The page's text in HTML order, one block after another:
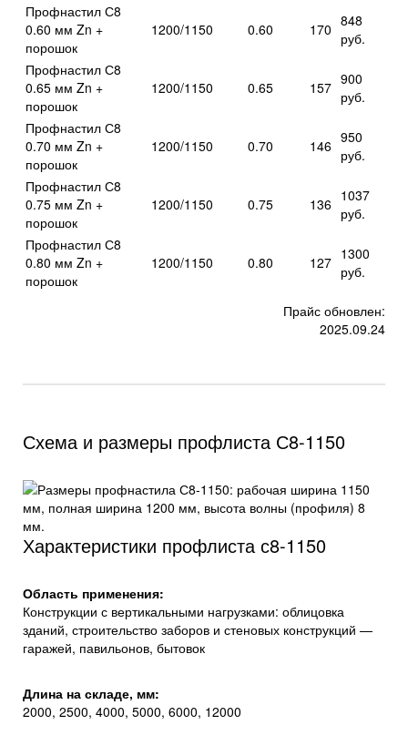
Профнастил С8
0.60 мм Zn +
порошок
1200/1150 0.60 170 848
руб.
Профнастил С8
0.65 мм Zn +
порошок
1200/1150 0.65 157 900
руб.
Профнастил С8
0.70 мм Zn +
порошок
1200/1150 0.70 146 950
руб.
Профнастил С8
0.75 мм Zn +
порошок
1200/1150 0.75 136 1037
руб.
Профнастил С8
0.80 мм Zn +
порошок
1200/1150 0.80 127 1300
руб.
Прайс обновлен:
2025.09.24
Схема и размеры профлиста С8-1150
Характеристики профлиста с8-1150
Область применения:
Конструкции с вертикальными нагрузками: облицовка
зданий, строительство заборов и стеновых конструкций —
гаражей, павильонов, бытовок
Длина на складе, мм:
2000, 2500, 4000, 5000, 6000, 12000